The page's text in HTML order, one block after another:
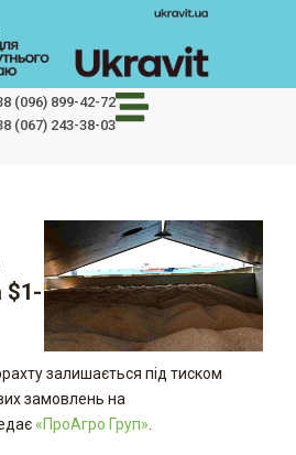
(096) 899-42-72
(067) 243-38-03
$1-
залишається під тиском
замовлень на
«ПроАгро Груп»